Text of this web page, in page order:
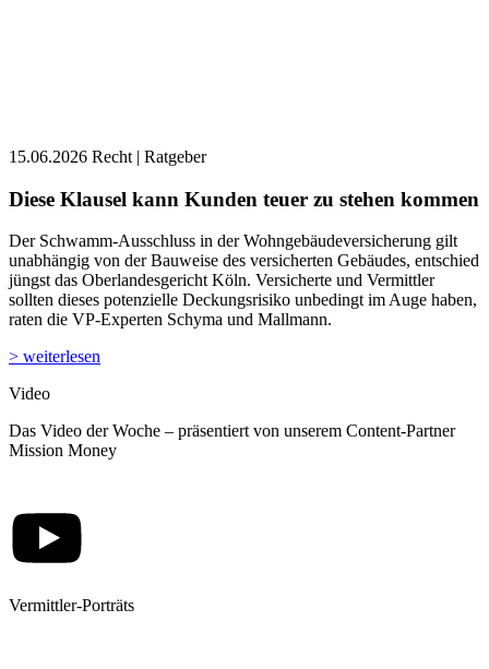
15.06.2026 Recht | Ratgeber
Diese Klausel kann Kunden teuer zu stehen kommen
Der Schwamm-Ausschluss in der Wohngebäudeversicherung gilt
unabhängig von der Bauweise des versicherten Gebäudes, entschied
jüngst das Oberlandesgericht Köln. Versicherte und Vermittler
sollten dieses potenzielle Deckungsrisiko unbedingt im Auge haben,
raten die VP-Experten Schyma und Mallmann.
> weiterlesen
Video
Das Video der Woche – präsentiert von unserem Content-Partner
Mission Money
Vermittler-Porträts